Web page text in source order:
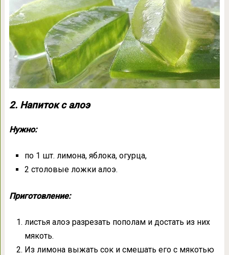
2. Напиток с алоэ
Нужно:
по 1 шт. лимона, яблока, огурца,
2 столовые ложки алоэ.
Приготовление:
листья алоэ разрезать пополам и достать из них
мякоть.
Из лимона выжать сок и смешать его с мякотью